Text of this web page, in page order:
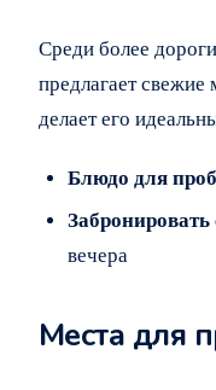
Среди более
предлагает
делает его
Блюдо для
Забронировать
вечера
Места для